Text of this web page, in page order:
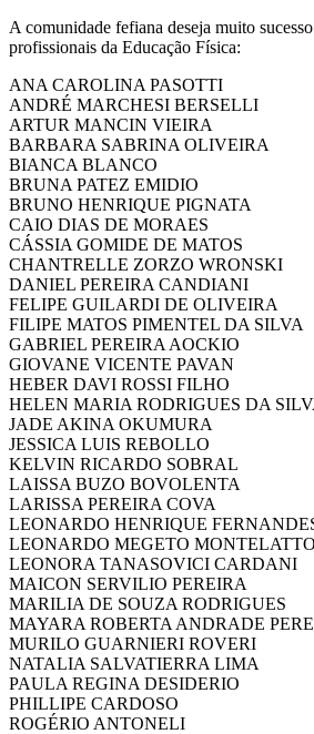
A comunidade fefiana deseja muito
profissionais da Educação Física:
ANA CAROLINA PASOTTI
ANDRÉ MARCHESI BERSELLI
ARTUR MANCIN VIEIRA
BARBARA SABRINA OLIVEIRA
BIANCA BLANCO
BRUNA PATEZ EMIDIO
BRUNO HENRIQUE PIGNATA
CAIO DIAS DE MORAES
CÁSSIA GOMIDE DE MATOS
CHANTRELLE ZORZO WRONSKI
DANIEL PEREIRA CANDIANI
FELIPE GUILARDI DE OLIVEIRA
FILIPE MATOS PIMENTEL DA SILVA
GABRIEL PEREIRA AOCKIO
GIOVANE VICENTE PAVAN
HEBER DAVI ROSSI FILHO
HELEN MARIA RODRIGUES DA
JADE AKINA OKUMURA
JESSICA LUIS REBOLLO
KELVIN RICARDO SOBRAL
LAISSA BUZO BOVOLENTA
LARISSA PEREIRA COVA
LEONARDO HENRIQUE
LEONARDO MEGETO MONTELATTO
LEONORA TANASOVICI CARDANI
MAICON SERVILIO PEREIRA
MARILIA DE SOUZA RODRIGUES
MAYARA ROBERTA ANDRADE
MURILO GUARNIERI ROVERI
NATALIA SALVATIERRA LIMA
PAULA REGINA DESIDERIO
PHILLIPE CARDOSO
ROGÉRIO ANTONELI